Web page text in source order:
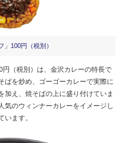
」100円（税別）
（税別）は、金沢カレーの特長で
ばを炒め、ゴーゴーカレーで実際に
加え、焼そばの上に盛り付けていま
気のウィンナーカレーをイメージし
います。